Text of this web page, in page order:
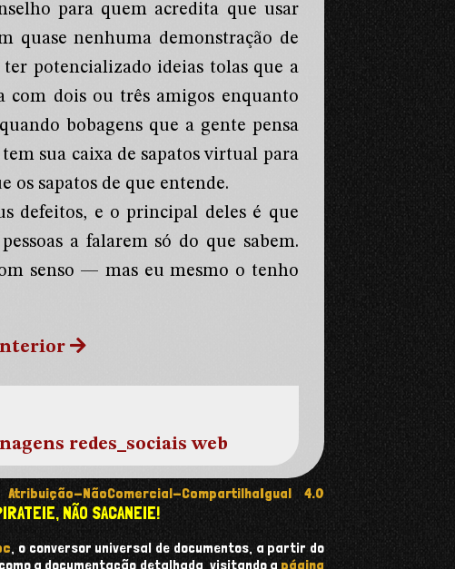
para quem acredita que usar
quase nenhuma demonstração de
potencializado ideias tolas que a
com dois ou três amigos enquanto
bobagens que a gente pensa
sua caixa de sapatos virtual para
os sapatos de que entende.
defeitos, e o principal deles é que
a falarem só do que sabem.
senso — mas eu mesmo o tenho
redes_sociais web
NãoComercial-CompartilhaIgual 4.0
NÃO SACANEIE!
, o conversor universal de documentos, a partir do
a documentação detalhada, visitando a página